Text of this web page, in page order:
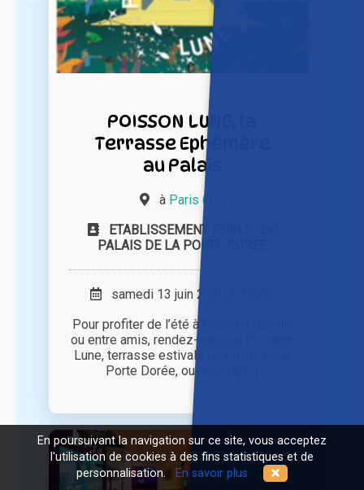
POISSON LUNE, la
Terrasse Ephémère
au Palais
à Paris (75)
ETABLISSEMENT PUBLIC DU
PALAIS DE LA PORTE DOREE
samedi 13 juin 2026 à 16h00
Pour profiter de l’été à Paris en famille
ou entre amis, rendez-vous au Poisson
Lune, terrasse estivale du Palais de la
Porte Dorée, ouverte du [...]
En poursuivant la navigation sur ce site, vous acceptez
l'utilisation de cookies à des fins statistiques et de
personnalisation.
En savoir plus